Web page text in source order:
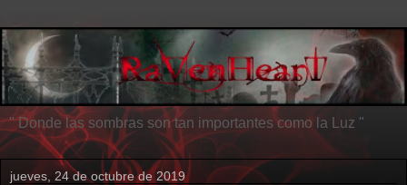
" Donde las sombras son tan importantes como la Luz "
jueves, 24 de octubre de 2019